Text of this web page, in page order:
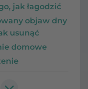
jak łagodzić
objaw dny
usunąć
domowe